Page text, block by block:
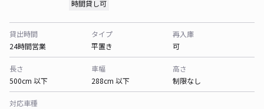
時間貸し可
貸出時間
24時間営業
タイプ
平置き
再入庫
可
長さ
500cm 以下
車幅
288cm 以下
高さ
制限なし
対応車種